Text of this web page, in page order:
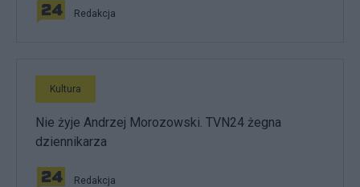
Redakcja
Kultura
Nie żyje Andrzej Morozowski. TVN24 żegna
dziennikarza
Redakcja